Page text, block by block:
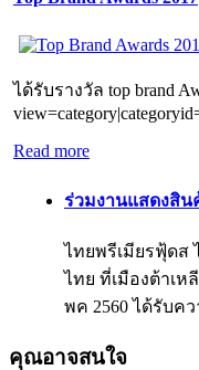
ได้รับรางวัล top brand
Read more
ร่วมงานแสดงสิน
ไทยพรีเมียรฟุ้ดส
ไทย ที่เมืองต้าเห
พค 2560 ได้รับ
คุณอาจสนใจ